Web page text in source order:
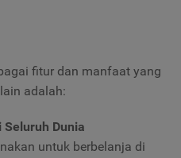
fitur dan manfaat yang
adalah:
Dunia
untuk berbelanja di